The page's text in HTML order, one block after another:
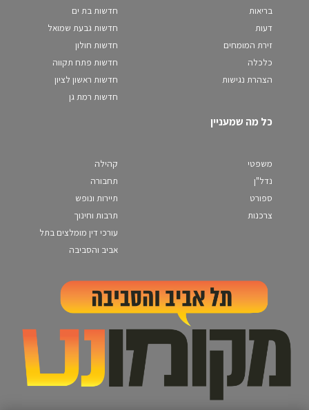
בריאות
דעות
זירת המומחים
כלכלה
הצהרת נגישות
חדשות בת ים
חדשות גבעת שמואל
חדשות חולון
חדשות פתח תקווה
חדשות ראשון לציון
חדשות רמת גן
כל מה שמעניין
משפטי
נדל"ן
ספורט
צרכנות
קהילה
תחבורה
תיירות ונופש
תרבות וחינוך
עורכי דין מומלצים בתל
אביב והסביבה